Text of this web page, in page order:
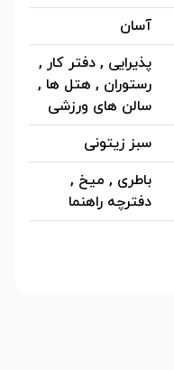
آسان
پذیرایی , دفتر کار ,
رستوران , هتل ها ,
سالن های ورزشی
سبز زیتونی
باطری , میخ ,
دفترچه راهنما